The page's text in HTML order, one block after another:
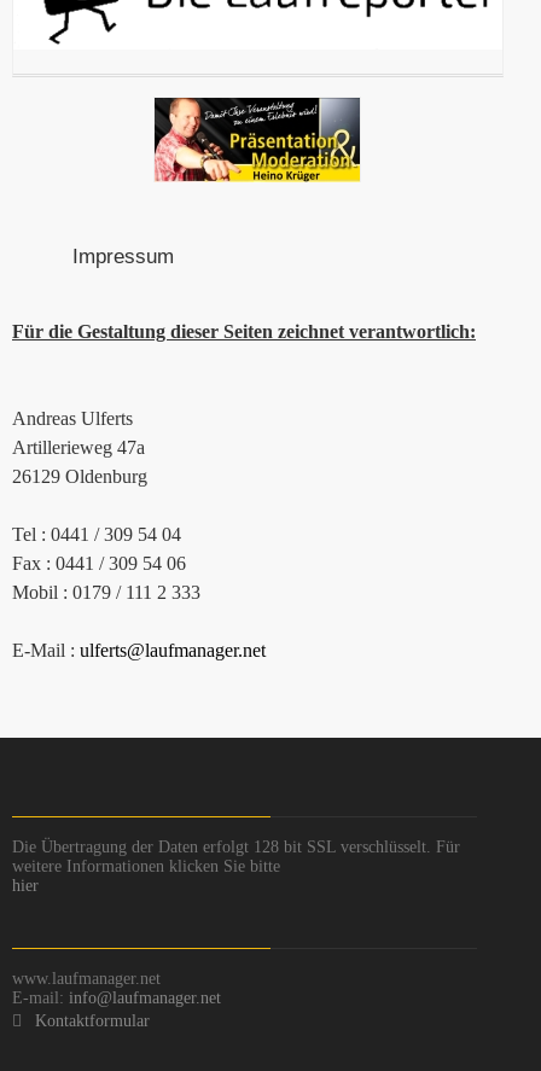
Impressum
Für die Gestaltung dieser Seiten zeichnet verantwortlich:
Andreas Ulferts
Artillerieweg 47a
26129 Oldenburg
Tel : 0441 / 309 54 04
Fax : 0441 / 309 54 06
Mobil : 0179 / 111 2 333
E-Mail : ulferts@laufmanager.net
Die Übertragung der Daten erfolgt 128 bit SSL verschlüsselt. Für
weitere Informationen klicken Sie bitte
hier
www.laufmanager.net
E-mail: info@laufmanager.net
Kontaktformular